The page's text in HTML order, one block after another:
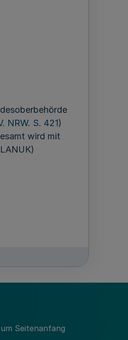
NRW. S. 421)
wird mit
Seitenanfang